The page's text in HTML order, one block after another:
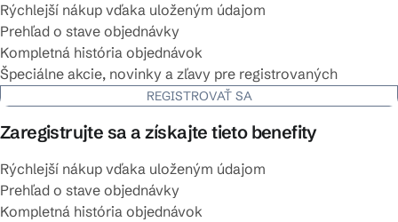
Rýchlejší nákup vďaka uloženým údajom
Prehľad o stave objednávky
Kompletná história objednávok
Špeciálne akcie, novinky a zľavy pre registrovaných
REGISTROVAŤ SA
Zaregistrujte sa a získajte tieto benefity
Rýchlejší nákup vďaka uloženým údajom
Prehľad o stave objednávky
Kompletná história objednávok